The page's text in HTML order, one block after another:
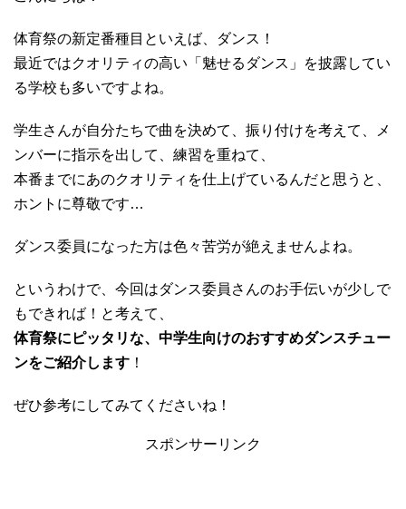
体育祭の新定番種目といえば、ダンス！
最近ではクオリティの高い「魅せるダンス」を披露してい
る学校も多いですよね。
学生さんが自分たちで曲を決めて、振り付けを考えて、メ
ンバーに指示を出して、練習を重ねて、
本番までにあのクオリティを仕上げているんだと思うと、
ホントに尊敬です…
ダンス委員になった方は色々苦労が絶えませんよね。
というわけで、今回はダンス委員さんのお手伝いが少しで
もできれば！と考えて、
体育祭にピッタリな、中学生向けのおすすめダンスチュー
ンをご紹介します ！
ぜひ参考にしてみてくださいね！
スポンサーリンク